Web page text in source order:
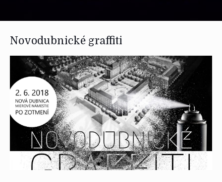
Novodubnické graffiti